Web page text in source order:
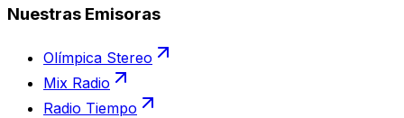
Nuestras Emisoras
Olímpica Stereo
Mix Radio
Radio Tiempo